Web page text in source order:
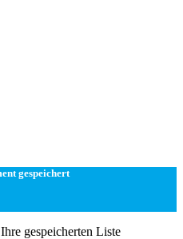
gespeichert
gespeicherten Liste